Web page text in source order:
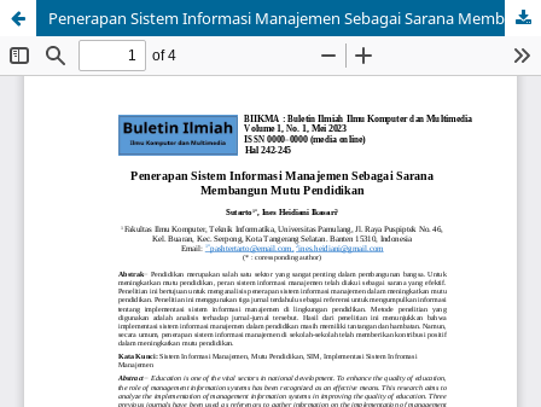
Penerapan Sistem Informasi Manajemen Sebagai Sarana Membangun Mutu Pendidikan